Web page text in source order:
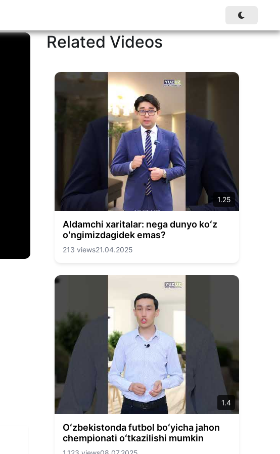
Related Videos
1.25
Aldamchi xaritalar: nega dunyo koʻz
oʻngimizdagidek emas?
213 views21.04.2025
1.4
Oʻzbekistonda futbol boʻyicha jahon
chempionati oʻtkazilishi mumkin